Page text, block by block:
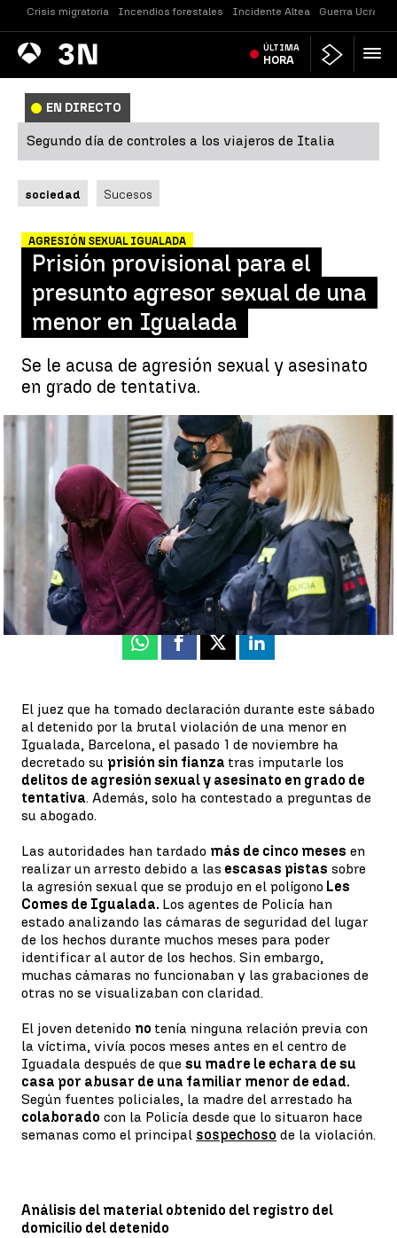
Crisis migratoria Incendios forestales Incidente Altea Guerra Ucrania
Antena
3 Noticias ÚLTIMA
HORA
EN DIRECTO
Segundo día de controles a los viajeros de Italia
sociedad Sucesos
AGRESIÓN SEXUAL IGUALADA
Prisión provisional para el
presunto agresor sexual de una
menor en Igualada
Se le acusa de agresión sexual y asesinato
en grado de tentativa.
Prisión provisional para el presunto agresor de la menor
agredida sexualmente en Igualada |
Luis Alcantud
Actualizado:23 de abril de 2022, 22:12
Publicado:23 de abril de 2022, 12:34
Whatsapp
Facebook
X Linkedin
El juez que ha tomado declaración durante este sábado
al detenido por la brutal violación de una menor en
Igualada, Barcelona, el pasado 1 de noviembre ha
decretado su prisión sin fianza tras imputarle los
delitos de agresión sexual y asesinato en grado de
tentativa. Además, solo ha contestado a preguntas de
su abogado.
Las autoridades han tardado más de cinco meses en
realizar un arresto debido a las escasas pistas sobre
la agresión sexual que se produjo en el polígono Les
Comes de Igualada. Los agentes de Policía han
estado analizando las cámaras de seguridad del lugar
de los hechos durante muchos meses para poder
identificar al autor de los hechos. Sin embargo,
muchas cámaras no funcionaban y las grabaciones de
otras no se visualizaban con claridad.
El joven detenido no tenía ninguna relación previa con
la víctima, vivía pocos meses antes en el centro de
Iguadala después de que su madre le echara de su
casa por abusar de una familiar menor de edad.
Según fuentes policiales, la madre del arrestado ha
colaborado con la Policía desde que lo situaron hace
semanas como el principal sospechoso de la violación.
Análisis del material obtenido del registro del
domicilio del detenido